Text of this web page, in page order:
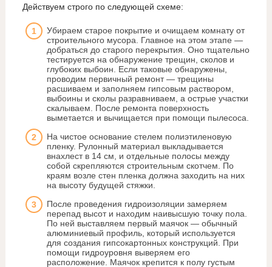
Действуем строго по следующей схеме:
Убираем старое покрытие и очищаем комнату от
строительного мусора. Главное на этом этапе —
добраться до старого перекрытия. Оно тщательно
тестируется на обнаружение трещин, сколов и
глубоких выбоин. Если таковые обнаружены,
проводим первичный ремонт — трещины
расшиваем и заполняем гипсовым раствором,
выбоины и сколы разравниваем, а острые участки
скалываем. После ремонта поверхность
выметается и вычищается при помощи пылесоса.
На чистое основание стелем полиэтиленовую
пленку. Рулонный материал выкладывается
внахлест в 14 см, и отдельные полосы между
собой скрепляются строительным скотчем. По
краям возле стен пленка должна заходить на них
на высоту будущей стяжки.
После проведения гидроизоляции замеряем
перепад высот и находим наивысшую точку пола.
По ней выставляем первый маячок — обычный
алюминиевый профиль, который используется
для создания гипсокартонных конструкций. При
помощи гидроуровня выверяем его
расположение. Маячок крепится к полу густым